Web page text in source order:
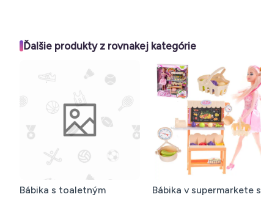
Ďalšie produkty z rovnakej kategórie
Bábika s toaletným
Bábika v supermarkete s